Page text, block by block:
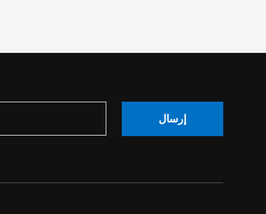
إرسال